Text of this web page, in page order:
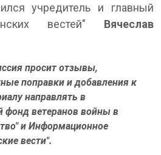
учредитель и главный
вестей" Вячеслав
просит отзывы,
поправки и добавления к
направлять в
фонд ветеранов войны в
и Информационное
вести".